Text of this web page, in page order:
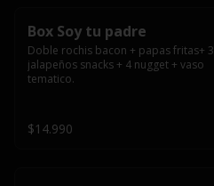
Box Soy tu padre
Doble rochis bacon + papas fritas+ 3
jalapeños snacks + 4 nugget + vaso
tematico.
$14.990